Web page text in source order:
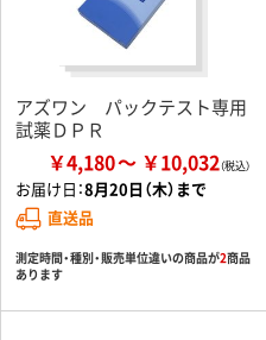
アズワン パックテスト専用
試薬ＤＰＲ
￥4,180 ￥10,032
お届け日：8月20日（木）まで
直送品
測定時間・種別・販売単位違いの商品が2商品
あります